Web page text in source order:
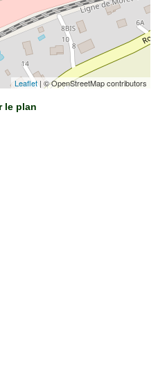
Leaflet | © OpenStreetMap contributors
le plan